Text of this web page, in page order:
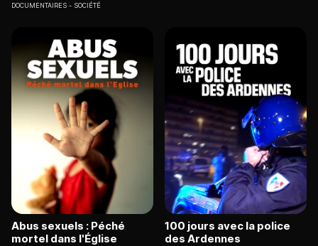
DOCUMENTAIRES SOCIÉTÉ
Abus sexuels : Péché
mortel dans l'Église
100 jours avec la police
des Ardennes